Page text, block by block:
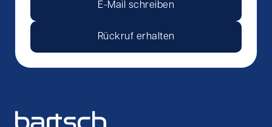
E-Mail schreiben
Rückruf erhalten